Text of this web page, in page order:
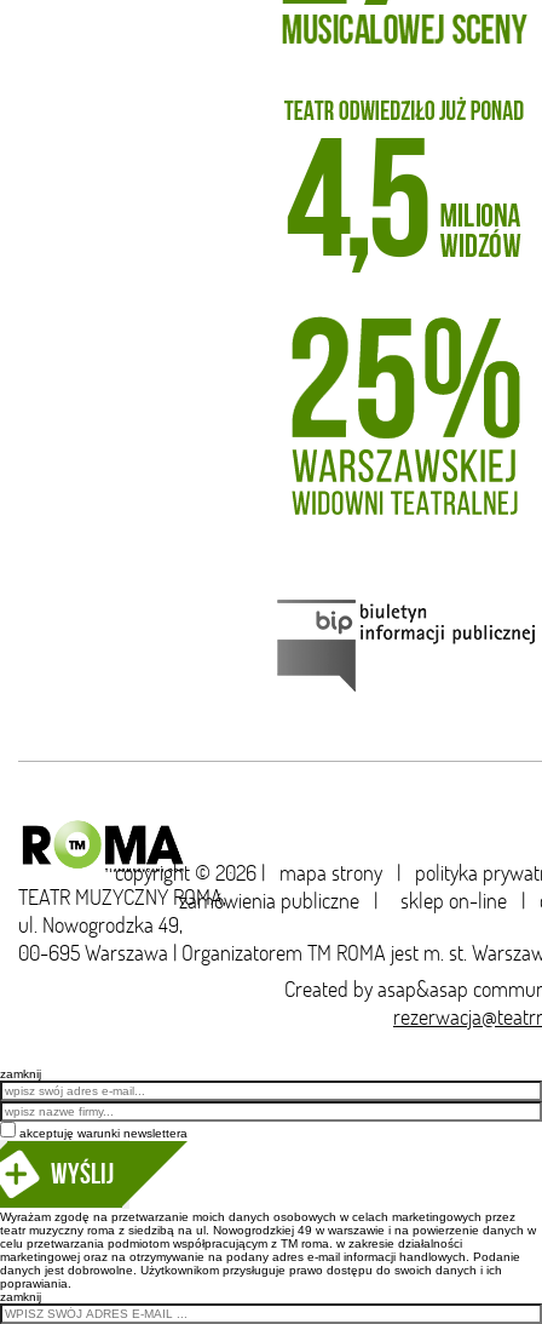
copyright © 2026 | mapa strony | polityka
zamówienia publiczne | sklep on-line |
TEATR MUZYCZNY ROMA,
ul. Nowogrodzka 49,
00-695 Warszawa | Organizatorem TM ROMA jest m. st.
Created byasap&asap
zamknij
Email
akceptuję warunki newslettera
Wyślij
Wyrażam zgodę na przetwarzanie moich danych osobowych w celach marketingowych przez
teatr muzyczny roma z siedzibą na ul. Nowogrodzkiej 49 w warszawie i na powierzenie danych w
celu przetwarzania podmiotom współpracującym z TM roma. w zakresie działalności
marketingowej oraz na otrzymywanie na podany adres e-mail informacji handlowych. Podanie
danych jest dobrowolne. Użytkownikom przysługuje prawo dostępu do swoich danych i ich
poprawiania.
zamknij